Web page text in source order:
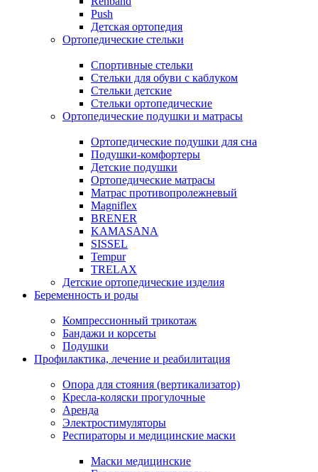
Push
Детская ортопедия
Ортопедические стельки
Спортивные стельки
Стельки для обуви с каблуком
Стельки детские
Стельки ортопедические
Ортопедические подушки и матрасы
Ортопедические подушки для сна
Подушки-комфортеры
Детские подушки
Ортопедические матрасы
Матрас противопролежневый
Magniflex
BRENER
KAMASANA
SISSEL
Tempur
TRELAX
Детские ортопедические изделия
Беременность и роды
Компрессионный трикотаж
Бандажи и корсеты
Подушки
Профилактика, лечение и реабилитация
Опора для стояния (вертикализатор)
Кресла-коляски прогулочные
Аренда
Электростимуляторы
Респираторы и медицинские маски
Маски медицинские